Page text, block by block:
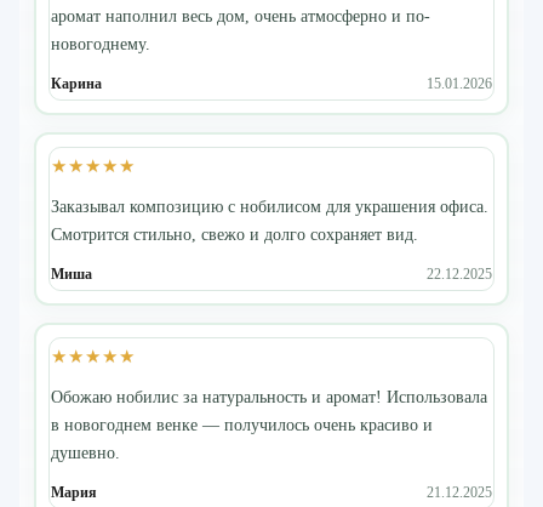
аромат наполнил весь дом, очень атмосферно и по-
новогоднему.
Карина 15.01.2026
★★★★★
Заказывал композицию с нобилисом для украшения офиса.
Смотрится стильно, свежо и долго сохраняет вид.
Миша 22.12.2025
★★★★★
Обожаю нобилис за натуральность и аромат! Использовала
в новогоднем венке — получилось очень красиво и
душевно.
Мария 21.12.2025